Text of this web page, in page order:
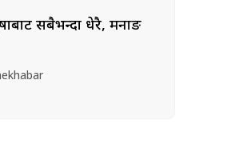
सबैभन्दा धेरै, मनाङ